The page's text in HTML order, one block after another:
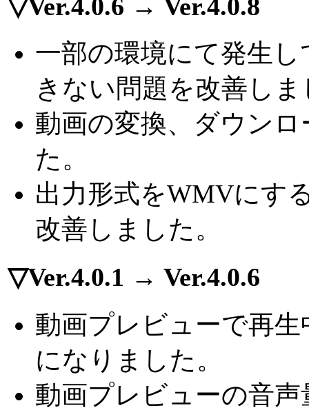
▽Ver.4.0.6 → Ver.4.0.8
一部の環境にて発生
きない問題を改善し
動画の変換、ダウン
た。
出力形式をWMVにす
改善しました。
▽Ver.4.0.1 → Ver.4.0.6
動画プレビューで再
になりました。
動画プレビューの音